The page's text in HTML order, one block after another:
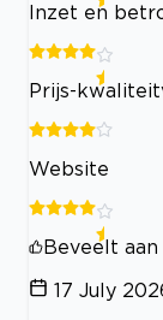
Inzet en
Prijs-
Website
Beveelt aan
17 July